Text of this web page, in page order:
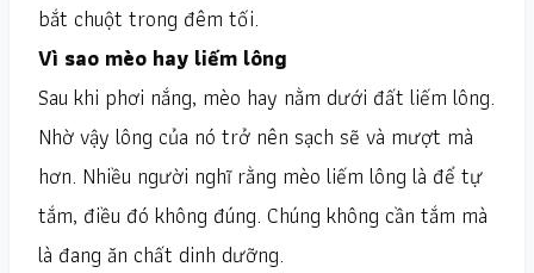
bắt chuột trong đêm tối.
Vì sao mèo hay liếm lông
Sau khi phơi nắng, mèo hay nằm dưới đất liếm lông.
Nhờ vậy lông của nó trở nên sạch sẽ và mượt mà
hơn. Nhiều người nghĩ rằng mèo liếm lông là để tự
tắm, điều đó không đúng. Chúng không cần tắm mà
là đang ăn chất dinh dưỡng.